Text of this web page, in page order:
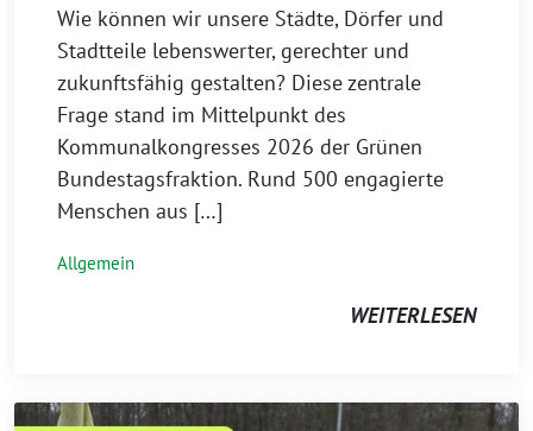
Wie können wir unsere Städte, Dörfer und
Stadtteile lebenswerter, gerechter und
zukunftsfähig gestalten? Diese zentrale
Frage stand im Mittelpunkt des
Kommunalkongresses 2026 der Grünen
Bundestagsfraktion. Rund 500 engagierte
Menschen aus […]
Allgemein
WEITERLESEN